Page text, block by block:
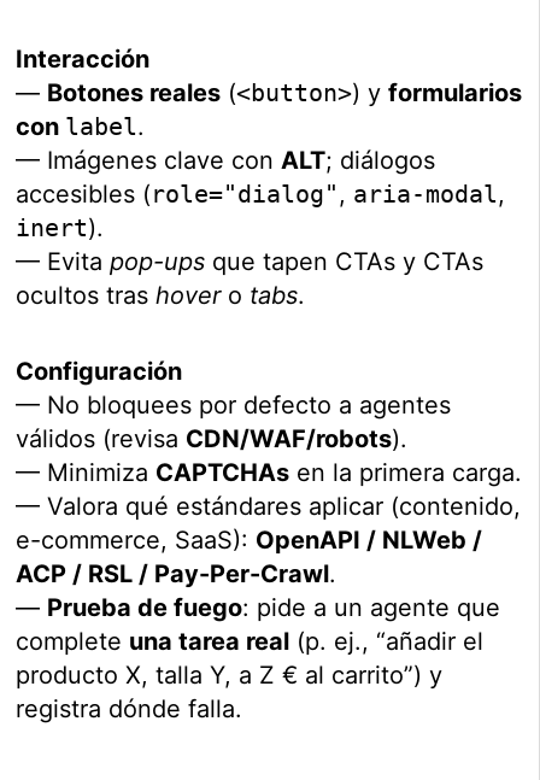
Interacción
— Botones reales (<button>) yformularios
con label.
— Imágenes clave conALT; diálogos
accesibles (role="dialog" , aria-modal,
inert).
— Evitapop-ups que tapen CTAs y CTAs
ocultos trashovero tabs.
Configuración
— No bloquees por defecto a agentes
válidos (revisa CDN/WAF/robots).
— Minimiza CAPTCHAs en la primera carga.
— Valora qué estándares aplicar (contenido,
e-commerce, SaaS): OpenAPI / NLWeb /
ACP / RSL / Pay-Per-Crawl.
— Prueba de fuego: pide a un agente que
complete una tarea real (p. ej., “añadir el
producto X, talla Y, a Z € al carrito”) y
registra dónde falla.